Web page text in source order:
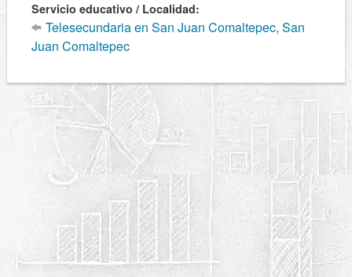
Servicio educativo / Localidad:
Telesecundaria en San Juan Comaltepec, San
Juan Comaltepec